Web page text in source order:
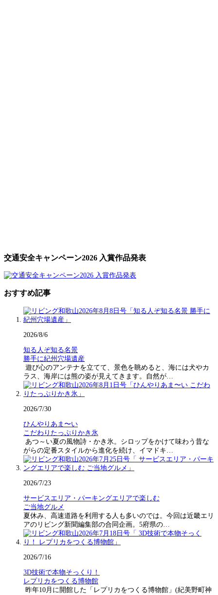
交通安全キャンペーン2026 入賞作品発表
おすすめ記事
2026/8/6
知る人ぞ知る名景
勝手に紀州穴場遺産
遊び心のアンテナを立てて、景色を眺めると、海には犬やカ
ラス、海岸には熊の姿が見えてきます。自然が…
2026/7/30
ひんやりあま〜い
こだわりたっぷりかき氷
あつ～い夏の風物詩・かき氷。シロップをかけて味わう昔な
がらの定番スタイルから進化を続け、イマドキ…
2026/7/23
サービスエリア・パーキングエリアで楽しむ
ご当地グルメ
夏休み、高速道路を利用する人も多いのでは。今回は近畿エリ
アのリビング新聞編集部の合同企画。5府県の…
2026/7/16
3D技術で本物そっくり！
レプリカをつくる博物館
昨年10月に開館した「レプリカをつくる博物館」(紀美野町神